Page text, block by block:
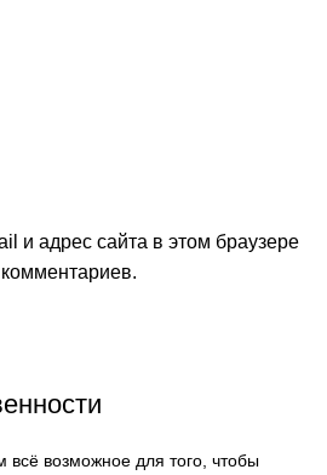
и адрес сайта в этом браузере
возможное для того, чтобы